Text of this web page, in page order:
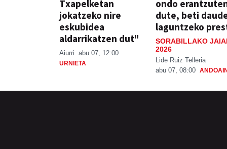
Txapelketan
jokatzeko nire
eskubidea
aldarrikatzen dut"
Aiurri abu 07, 12:00
URNIETA
ondo
dute, beti
laguntzeko
SORABILLAKO
2026
Lide Ruiz Telleria
abu 07, 08:00